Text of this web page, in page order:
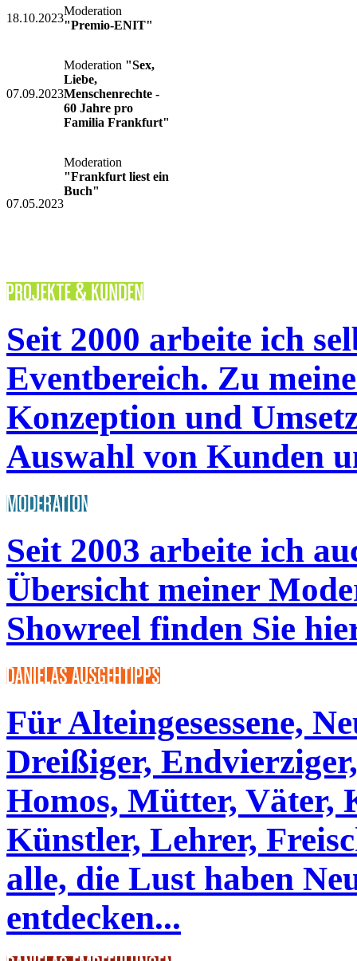
18.10.2023
Moderation
"Premio-ENIT"
07.09.2023
Moderation "Sex,
Liebe,
Menschenrechte -
60 Jahre pro
Familia Frankfurt"
07.05.2023
Moderation
"Frankfurt liest ein
Buch"
Seit 2000 arbeite ich
Eventbereich. Zu
Konzeption und
Auswahl von Kunden
Seit 2003 arbeite ich
Übersicht meiner
Showreel finden Sie
Für Alteingesessene,
Dreißiger,
Homos, Mütter, Väter,
Künstler, Lehrer,
alle, die Lust haben
entdecken...